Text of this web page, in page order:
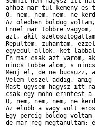
ahhoz mar tul kemeny
O, nem, nem, nem, ne
Az oledben boldog
Ennel mar tobbre vagyom,
azt, akit
Repultem, zuhantam,
egyedul allok, ket
En mar csak azt varom,
nincs tobbe alom, s
Menj el, de ne bucsuzz,
Velem leszel addig,
Mast ugysem hagysz itt
csak egy moho erintest
O, nem, nem, nem, ne
Az elobb a vagy volt
Egy percig boldog
de mar reg